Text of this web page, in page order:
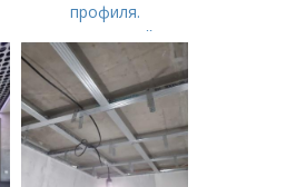
профиля.
Потолочный
профиль ПВХ для
натяжных потолков